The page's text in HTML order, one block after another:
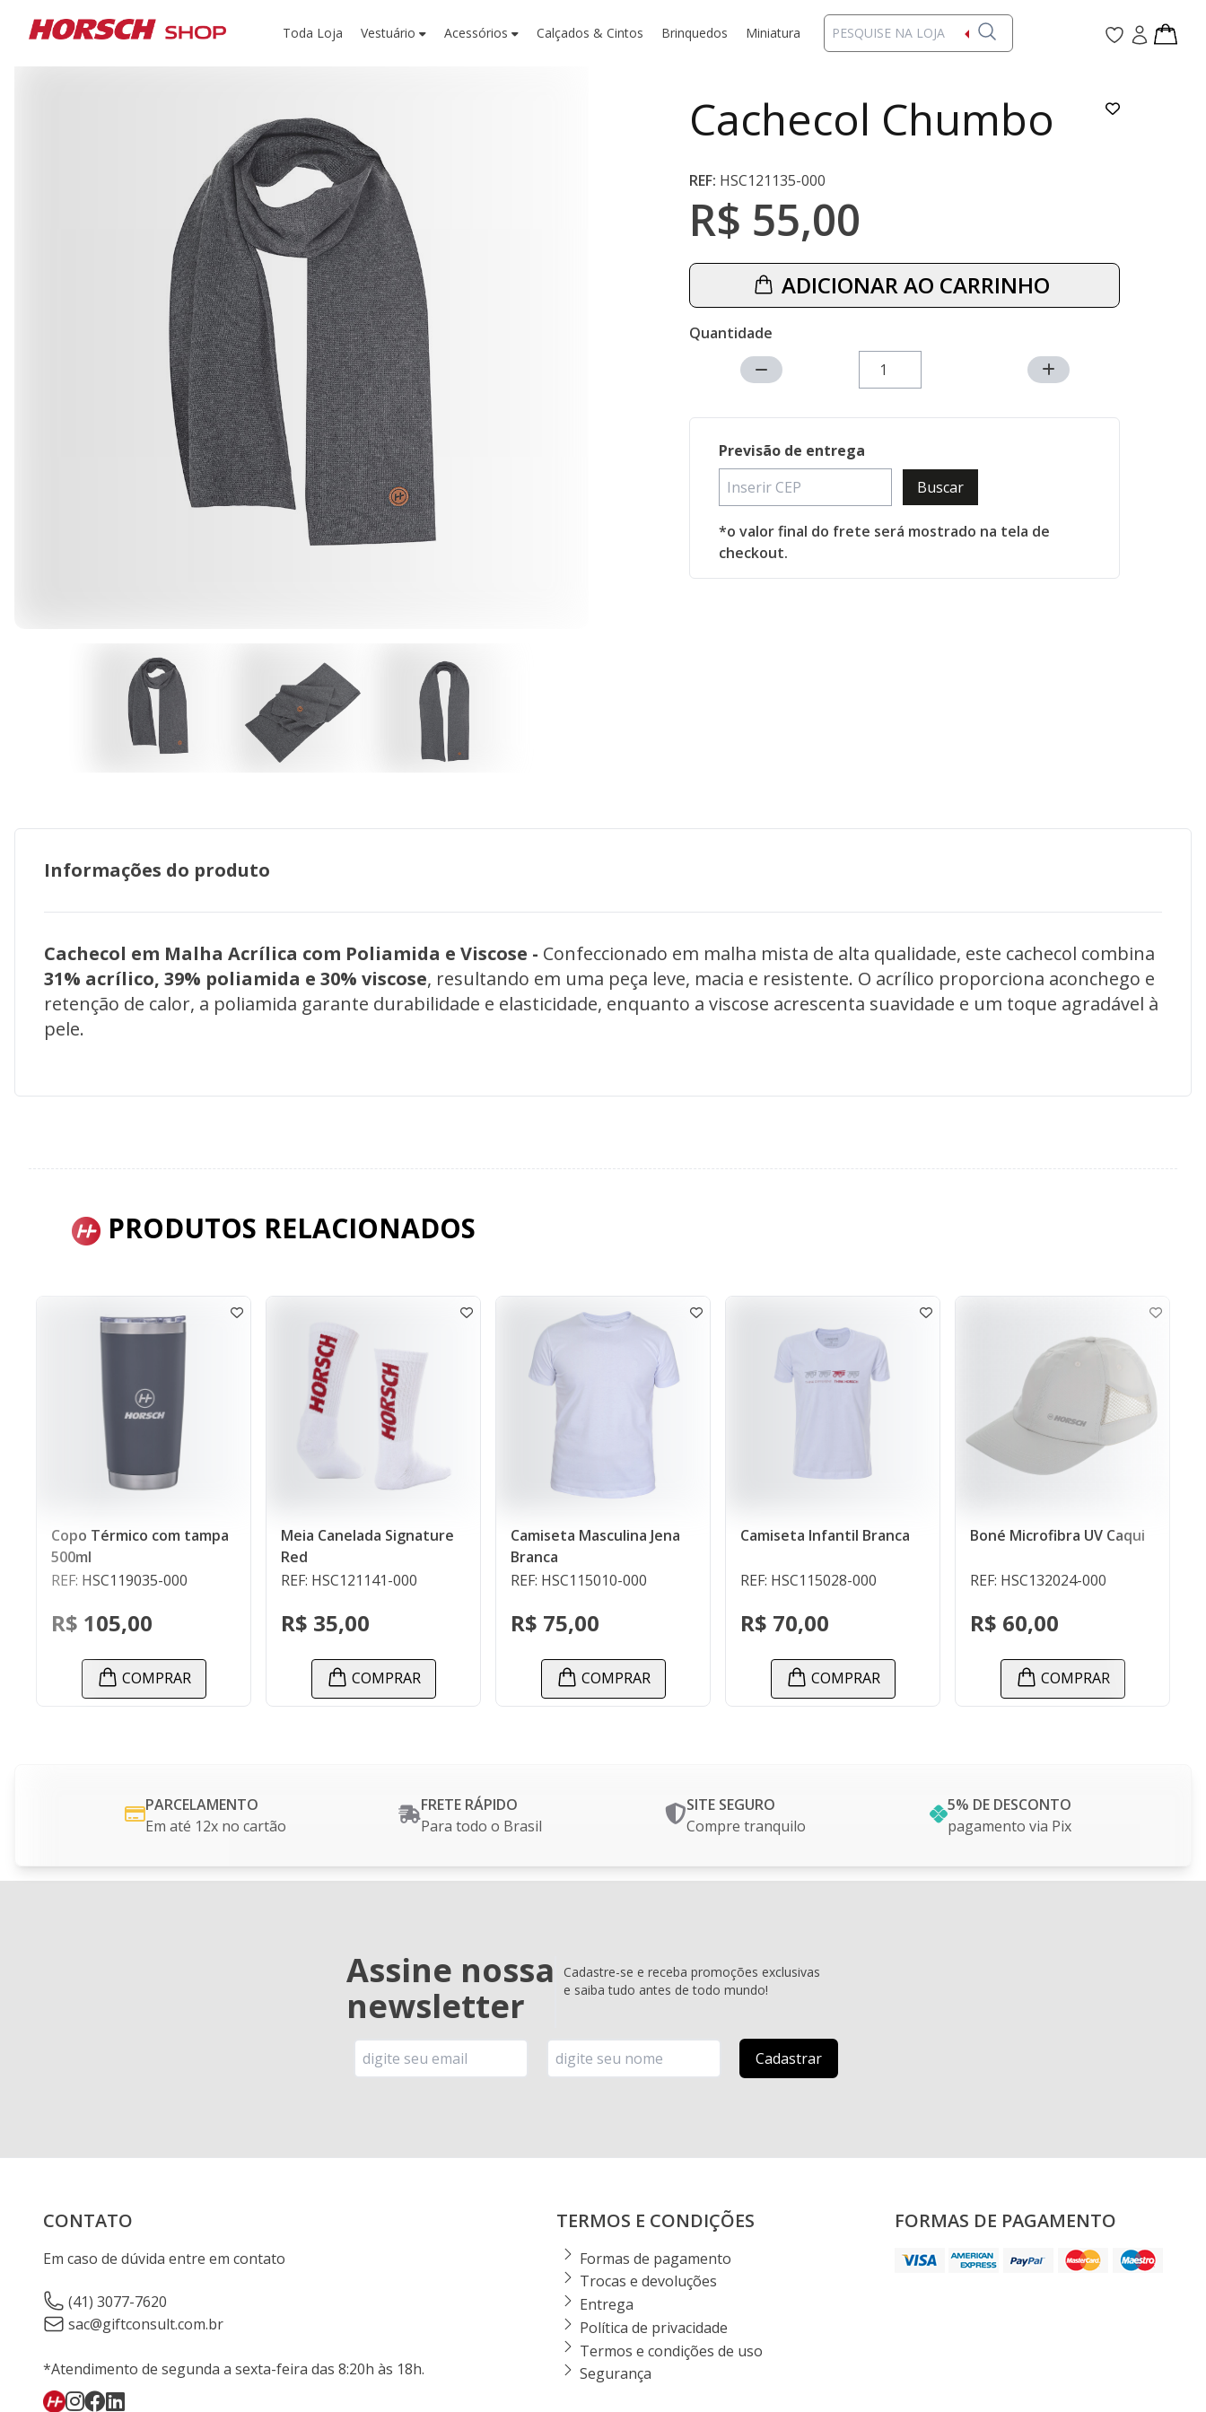
Toda Loja Vestuário Acessórios Calçados & Cintos Brinquedos Miniatura
Cachecol Chumbo
REF: HSC121135-000
R$ 55,00
ADICIONAR AO CARRINHO
Quantidade
Previsão de entrega
Buscar
*o valor final do frete será mostrado na tela de
checkout.
Informações do produto
Cachecol em Malha Acrílica com Poliamida e Viscose -
31% acrílico, 39% poliamida e 30% viscose, resultando em uma peça leve, macia e resistente. O acrílico proporciona aconchego e
retenção de calor, a poliamida garante durabilidade e elasticidade, enquanto a viscose acrescenta suavidade e um toque agradável à
pele.
PRODUTOS RELACIONADOS
com tampa
000
Meia Canelada Signature
REF: HSC121141-000
R$ 35,00
Camiseta Masculina Jena
REF: HSC115010-000
Camiseta Infantil Branca
REF: HSC115028-000
Boné Microfibra UV Caqui
REF: HSC132024-000
Camiseta Infantil
REF: HSC115007-000
PARCELAMENTO
Em até 12x no cartão
FRETE RÁPIDO
Para todo o Brasil
SITE SEGURO
Compre tranquilo
5% DE DESCONTO
pagamento via Pix
Assine nossa
newsletter
Cadastre-se e receba promoções exclusivas
e saiba tudo antes de todo mundo!
CONTATO
Em caso de dúvida entre em contato
(41) 3077-7620
sac@giftconsult.com.br
*Atendimento de segunda a sexta-feira das 8:20h às 18h.
TERMOS E CONDIÇÕES
Formas de pagamento
Trocas e devoluções
Entrega
Política de privacidade
Termos e condições de uso
Segurança
FORMAS DE PAGAMENTO